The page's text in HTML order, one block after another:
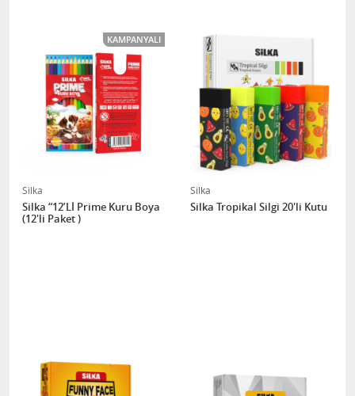
KAMPANYALI
Silka
Silka “12’Lİ Prime Kuru Boya
(12'li Paket )
Silka
Silka Tropikal Silgi 20'li Kutu